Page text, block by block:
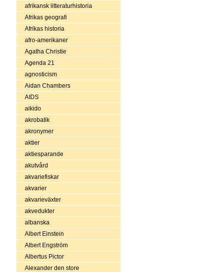
afrikansk litteraturhistoria
Afrikas geografi
Afrikas historia
afro-amerikaner
Agatha Christie
Agenda 21
agnosticism
Aidan Chambers
AIDS
aikido
akrobatik
akronymer
aktier
aktiesparande
akutvård
akvariefiskar
akvarier
akvarieväxter
akvedukter
albanska
Albert Einstein
Albert Engström
Albertus Pictor
Alexander den store